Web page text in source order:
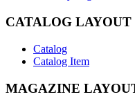
CATALOG LAYOUT
Catalog
Catalog Item
MAGAZINE